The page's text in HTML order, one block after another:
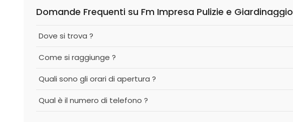
Domande Frequenti su Fm Impresa Pulizie e Giardinaggio
Dove si trova ?
Come si raggiunge ?
Quali sono gli orari di apertura ?
Qual è il numero di telefono ?